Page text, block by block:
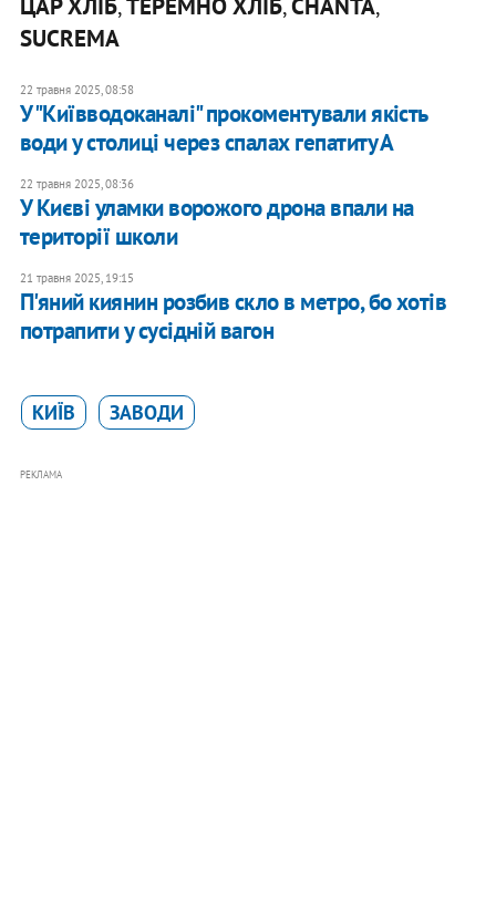
ЦАР ХЛІБ,ТЕРЕМНО ХЛІБ,CHANTA,
SUCREMA
22 травня 2025, 08:58
У "Київводоканалі" прокоментували якість
води у столиці через спалах гепатиту А
22 травня 2025, 08:36
У Києві уламки ворожого дрона впали на
території школи
21 травня 2025, 19:15
П'яний киянин розбив скло в метро, бо хотів
потрапити у сусідній вагон
КИЇВ ЗАВОДИ
РЕКЛАМА